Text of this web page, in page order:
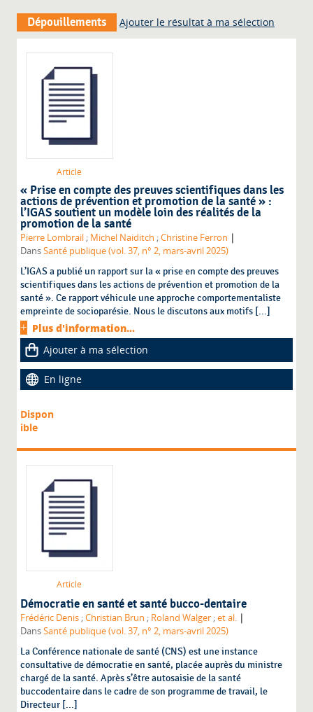
Dépouillements Ajouter le résultat à ma sélection
Article
« Prise en compte des preuves scientifiques dans les
actions de prévention et promotion de la santé » :
l’IGAS soutient un modèle loin des réalités de la
promotion de la santé
Pierre Lombrail ; Michel Naiditch ;Christine Ferron |
DansSanté publique (vol. 37, n° 2, mars-avril 2025)
L’IGAS a publié un rapport sur la « prise en compte des preuves
scientifiques dans les actions de prévention et promotion de la
santé ». Ce rapport véhicule une approche comportementaliste
empreinte de socioparésie. Nous le discutons aux motifs [...]
Plus d'information...
Ajouter à ma sélection
En ligne
Dispon
ible
Article
Démocratie en santé et santé bucco-dentaire
Frédéric Denis;Christian Brun ; Roland Walger;et al. |
DansSanté publique (vol. 37, n° 2, mars-avril 2025)
La Conférence nationale de santé (CNS) est une instance
consultative de démocratie en santé, placée auprès du ministre
chargé de la santé. Après s’être autosaisie de la santé
buccodentaire dans le cadre de son programme de travail, le
Directeur [...]